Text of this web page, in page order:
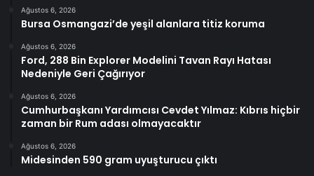
Ağustos 6, 2026
Bursa Osmangazi’de yeşil alanlara titiz koruma
Ağustos 6, 2026
Ford, 288 Bin Explorer Modelini Tavan Rayı Hatası
Nedeniyle Geri Çağırıyor
Ağustos 6, 2026
Cumhurbaşkanı Yardımcısı Cevdet Yılmaz: Kıbrıs hiçbir
zaman bir Rum adası olmayacaktır
Ağustos 6, 2026
Midesinden 590 gram uyuşturucu çıktı